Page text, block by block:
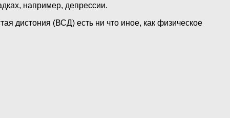
например, депрессии.
дистония (ВСД) есть ни что иное, как физическое